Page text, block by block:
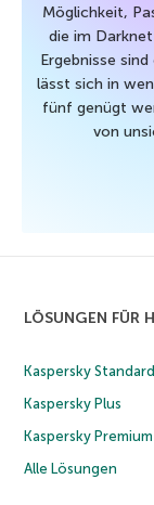
Möglichkeit,
die im
Ergebnisse
lässt sich in
fünf genügt
von
LÖSUNGEN FÜR
Kaspersky Standard
Kaspersky Plus
Kaspersky Premium
Alle Lösungen